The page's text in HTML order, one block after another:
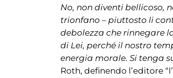
No, non diventi bellicoso,
trionfano – piuttosto li
debolezza che rinnegare
di Lei, perché il nostro
energia morale. Si tenga
Roth, definendo l’editore